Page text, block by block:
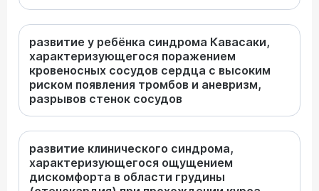
развитие у ребёнка синдрома Кавасаки,
характеризующегося поражением
кровеносных сосудов сердца с высоким
риском появления тромбов и аневризм,
разрывов стенок сосудов
развитие клинического синдрома,
характеризующегося ощущением
дискомфорта в области грудины